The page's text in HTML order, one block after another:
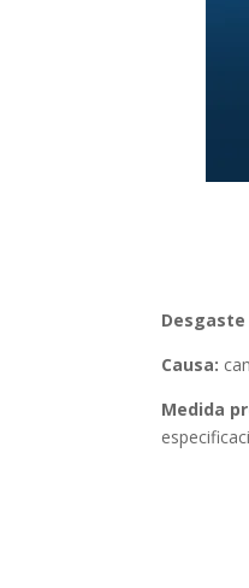
Causa:
Medida